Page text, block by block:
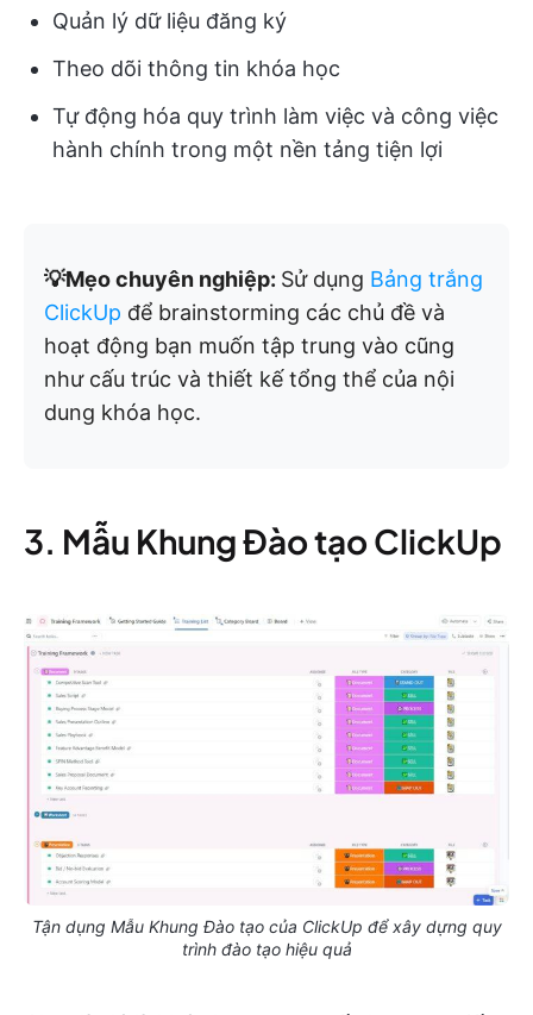
Quản lý dữ liệu đăng ký
Theo dõi thông tin khóa học
Tự động hóa quy trình làm việc và công việc
hành chính trong một nền tảng tiện lợi
💡Mẹo chuyên nghiệp: Sử dụng Bảng trắng
ClickUp để brainstorming các chủ đề và
hoạt động bạn muốn tập trung vào cũng
như cấu trúc và thiết kế tổng thể của nội
dung khóa học.
3. Mẫu Khung Đào tạo ClickUp
Tận dụng Mẫu Khung Đào tạo của ClickUp để xây dựng quy
trình đào tạo hiệu quả